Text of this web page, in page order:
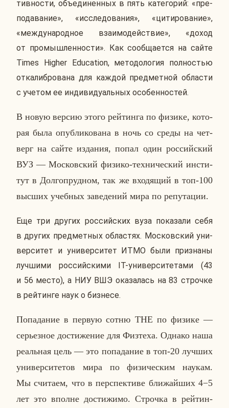
тив­но­сти, объ­еди­нен­ных в пять ка­те­го­рий: «пре­
по­да­ва­ние», «ис­сле­до­ва­ния», «ци­ти­ро­ва­ние»,
«меж­ду­на­род­ное вза­и­мо­дей­ствие», «доход
от про­мыш­лен­но­сти». Как со­об­ща­ет­ся на сайте
Times Higher Education, ме­то­до­ло­гия пол­но­стью
от­ка­либ­ро­ва­на для каждой пред­мет­ной об­ла­сти
с учетом ее ин­ди­ви­ду­аль­ных осо­бен­но­стей.
В новую версию этого рей­тин­га по физике, ко­то­
рая была опуб­ли­ко­ва­на в ночь со среды на чет­
верг на сайте из­да­ния, попал один рос­сий­ский
ВУЗ — Мос­ков­ский физико-тех­ни­че­ский ин­сти­
тут в Дол­го­пруд­ном, так же вхо­дя­щий в топ-100
высших учеб­ных за­ве­де­ний мира по ре­пу­та­ции.
Еще три других рос­сий­ских вуза по­ка­за­ли себя
в других пред­мет­ных об­ла­стях. Мос­ков­ский уни­
вер­си­тет и уни­вер­си­тет ИТМО были при­зна­ны
луч­ши­ми рос­сий­ски­ми IT-уни­вер­си­те­та­ми (43
и 56 место), а НИУ ВШЭ ока­за­лась на 83 строч­ке
в рей­тин­ге наук о биз­не­се.
По­па­да­ние в первую сотню THE по физике —
се­рьез­ное до­сти­же­ние для Физ­те­ха. Однако наша
ре­аль­ная цель — это по­па­да­ние в топ-20 лучших
уни­вер­си­те­тов мира по фи­зи­че­ским наукам.
Мы счи­та­ем, что в пер­спек­ти­ве бли­жай­ших 4−5
лет это вполне до­сти­жи­мо. Строч­ка в рей­тин­